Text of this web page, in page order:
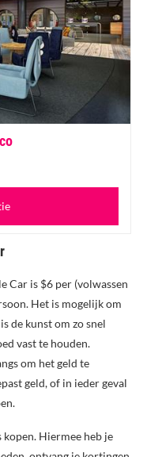
Car is $6 per (volwassen
Het is mogelijk om
de kunst om zo snel
vast te houden.
om het geld te
geld, of in ieder geval
kopen. Hiermee heb je